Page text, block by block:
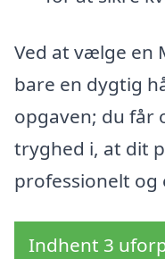
Ved at vælge en
bare en dygtig
opgaven; du får
tryghed i, at dit
professionelt og
Indhent 3